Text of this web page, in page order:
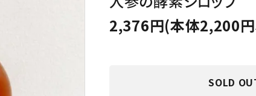
2,376円(本体2,200円
SOLD